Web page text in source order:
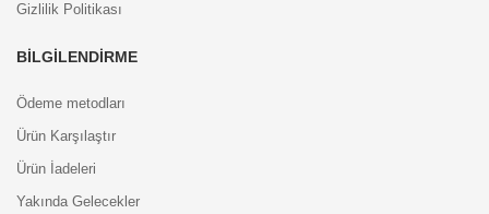
Gizlilik Politikası
BILGILENDIRME
Ödeme metodları
Ürün Karşılaştır
Ürün İadeleri
Yakında Gelecekler